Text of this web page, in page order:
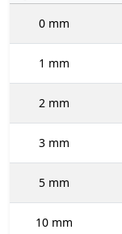
0 mm
1 mm
2 mm
3 mm
5 mm
10 mm